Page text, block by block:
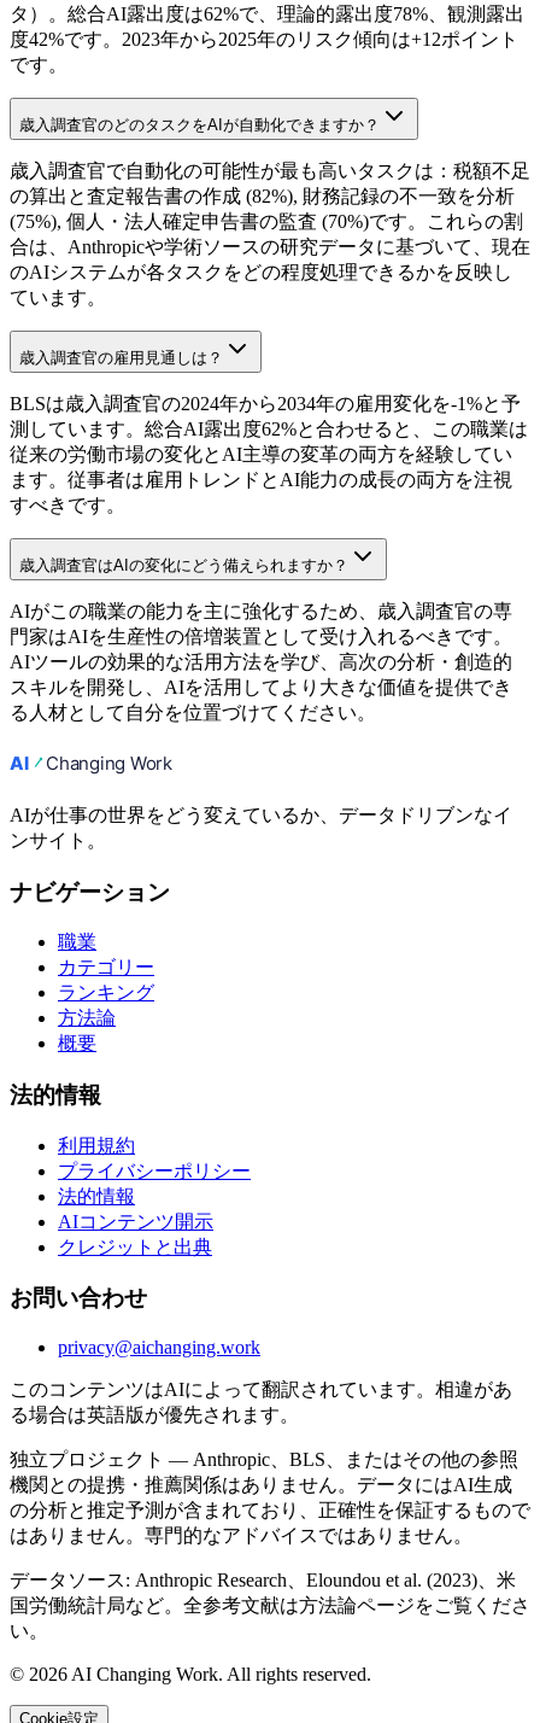
タ）。総合AI露出度は62%で、理論的露出度78%、観測露出
度42%です。2023年から2025年のリスク傾向は+12ポイント
です。
歳入調査官のどのタスクをAIが自動化できますか？
歳入調査官で自動化の可能性が最も高いタスクは：税額不足
の算出と査定報告書の作成 (82%), 財務記録の不一致を分析
(75%), 個人・法人確定申告書の監査 (70%)です。これらの割
合は、Anthropicや学術ソースの研究データに基づいて、現在
のAIシステムが各タスクをどの程度処理できるかを反映し
ています。
歳入調査官の雇用見通しは？
BLSは歳入調査官の2024年から2034年の雇用変化を-1%と予
測しています。総合AI露出度62%と合わせると、この職業は
従来の労働市場の変化とAI主導の変革の両方を経験してい
ます。従事者は雇用トレンドとAI能力の成長の両方を注視
すべきです。
歳入調査官はAIの変化にどう備えられますか？
AIがこの職業の能力を主に強化するため、歳入調査官の専
門家はAIを生産性の倍増装置として受け入れるべきです。
AIツールの効果的な活用方法を学び、高次の分析・創造的
スキルを開発し、AIを活用してより大きな価値を提供でき
る人材として自分を位置づけてください。
AIが仕事の世界をどう変えているか、データドリブンなイ
ンサイト。
ナビゲーション
職業
カテゴリー
ランキング
方法論
概要
法的情報
利用規約
プライバシーポリシー
法的情報
AIコンテンツ開示
クレジットと出典
お問い合わせ
privacy@aichanging.work
このコンテンツはAIによって翻訳されています。相違があ
る場合は英語版が優先されます。
独立プロジェクト — Anthropic、BLS、またはその他の参照
機関との提携・推薦関係はありません。データにはAI生成
の分析と推定予測が含まれており、正確性を保証するもので
はありません。専門的なアドバイスではありません。
データソース: Anthropic Research、Eloundou et al. (2023)、米
国労働統計局など。全参考文献は方法論ページをご覧くださ
い。
© 2026 AI Changing Work. All rights reserved.
Cookie設定